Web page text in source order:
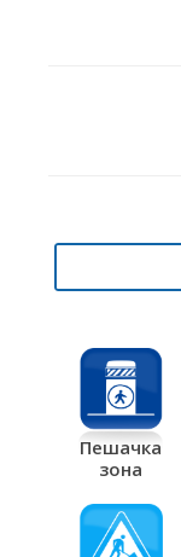
Пешачка
зона